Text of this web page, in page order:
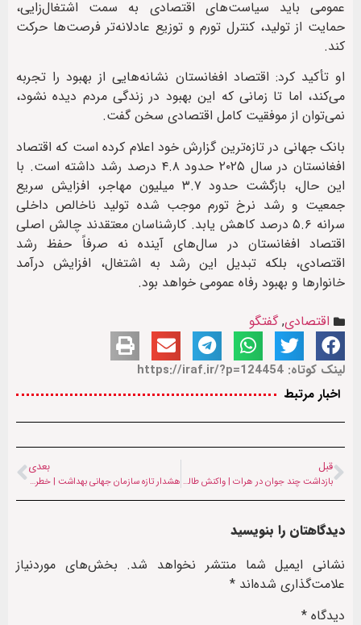
عمومی باید سیاست‌های اقتصادی به سمت اشتغال‌زایی،
حمایت از تولید، کنترل تورم و توزیع عادلانه‌تر فرصت‌ها حرکت
کند.
او تأکید کرد: اقتصاد افغانستان نشانه‌هایی از بهبود را تجربه
می‌کند، اما تا زمانی که این بهبود در زندگی مردم دیده نشود،
نمی‌توان از موفقیت کامل اقتصادی سخن گفت.
بانک جهانی در تازه‌ترین گزارش خود اعلام کرده است که اقتصاد
افغانستان در سال ۲۰۲۵ حدود ۴.۸ درصد رشد داشته است. با
این حال، بازگشت حدود ۳.۷ میلیون مهاجر، افزایش سریع
جمعیت و رشد نرخ تورم موجب شده تولید ناخالص داخلی
سرانه ۵.۶ درصد کاهش یابد. کارشناسان معتقدند چالش اصلی
اقتصاد افغانستان در سال‌های آینده نه صرفاً حفظ رشد
اقتصادی، بلکه تبدیل این رشد به اشتغال، افزایش درآمد
خانوارها و بهبود رفاه عمومی خواهد بود.
اقتصادی,گفتگو
لینک کوتاه: https://iraf.ir/?p=124454
اخبار مرتبط
قبل
بازداشت چند جوان در هرات | واکنش طالبان به تردد موتورسیکلت در زیرگذر تازه‌ساز
بعدی
هشدار تازه سازمان جهانی بهداشت | خطر شیوع بیماری‌ها در مناطق سیلاب‌زده افغانستان
دیدگاهتان را بنویسید
نشانی ایمیل شما منتشر نخواهد شد. بخش‌های موردنیاز
علامت‌گذاری شده‌اند *
دیدگاه *